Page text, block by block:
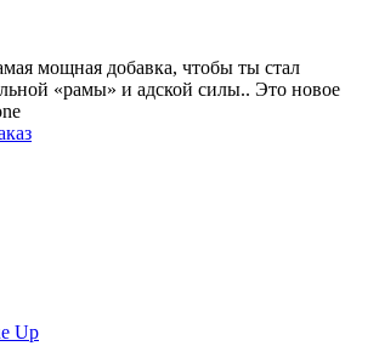
мощная добавка, чтобы ты стал
«рамы» и адской силы.. Это новое
Up